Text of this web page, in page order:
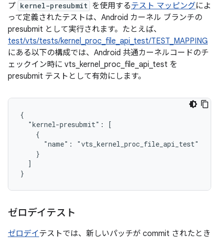
プ kernel-presubmit を使用するテスト マッピングによ
って定義されたテストは、Android カーネル ブランチの
presubmit として実行されます。たとえば、
test/vts/tests/kernel_proc_file_api_test/TEST_MAPPING
にある以下の構成では、Android 共通カーネルコードのチ
ェックイン時に vts_kernel_proc_file_api_test を
presubmit テストとして有効にします。
{
  "kernel-presubmit": [
    {
      "name": "vts_kernel_proc_file_api_test"
    }
  ]
ゼロデイテスト
ゼロデイテストでは、新しいパッチが commit されたとき